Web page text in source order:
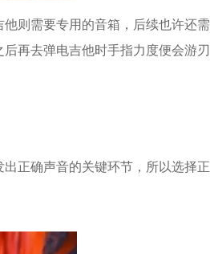
则需要专用的音箱，后续也许还需
再去弹电吉他时手指力度便会游刃
正确声音的关键环节，所以选择正